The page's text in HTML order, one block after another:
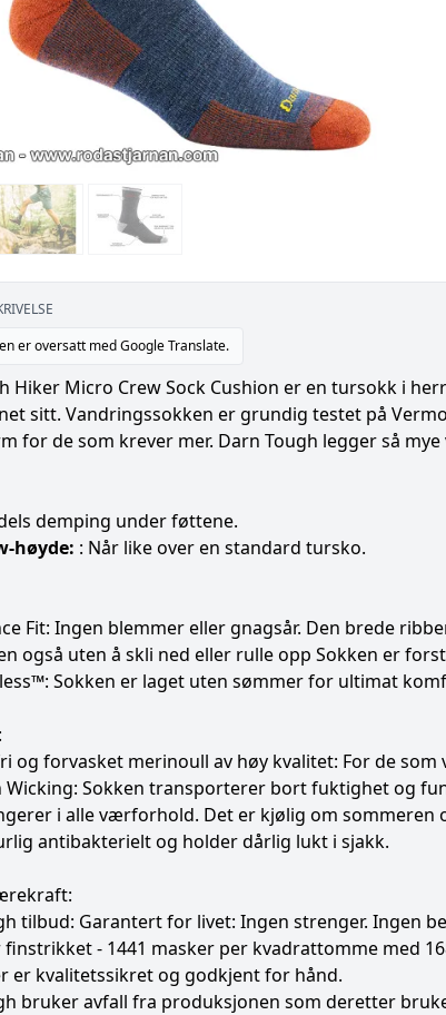
er oversatt med Google Translate.
Hiker Micro Crew Sock Cushion er en tursokk i
sitt. Vandringssokken er grundig testet på
for de som krever mer. Darn Tough legger så
demping under føttene.
høyde: : Når like over en standard tursko.
Fit: Ingen blemmer eller gnagsår. Den brede
også uten å skli ned eller rulle opp Sokken er
Sokken er laget uten sømmer for ultimat
og forvasket merinoull av høy kvalitet: For de
Wicking: Sokken transporterer bort fuktighet og
i alle værforhold. Det er kjølig om sommeren
antibakterielt og holder dårlig lukt i sjakk.
tilbud: Garantert for livet: Ingen strenger. Ingen
finstrikket - 1441 masker per kvadrattomme med
er kvalitetssikret og godkjent for hånd.
bruker avfall fra produksjonen som deretter